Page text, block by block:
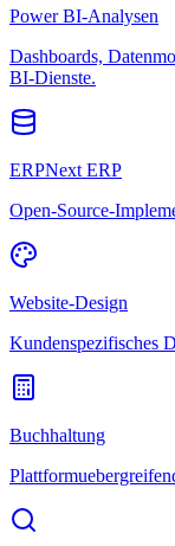
Power BI-Analysen
Dashboards,
BI-Dienste.
ERPNext ERP
Open-Source-
Website-Design
Kundenspezifisches
Buchhaltung